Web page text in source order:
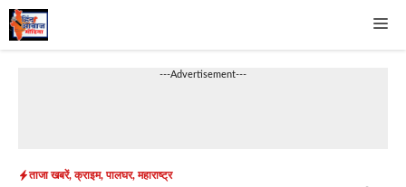
Skip
to
---Advertisement---
ताजा खबरें,क्राइम,पालघर,महाराष्ट्र